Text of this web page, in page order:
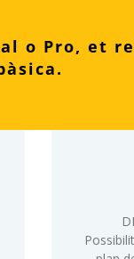
o Pro, et